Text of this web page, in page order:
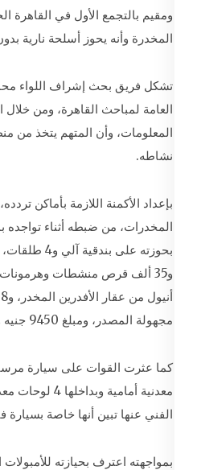
ومقيم بالتجمع الأول في القاهرة
المخدرة وأنه يحوز أسلحة نارية
تشكل فريق بحث إشراف اللواء
العامة لمباحث القاهرة، ومن
المعلومات، وأن المتهم يتخذ من
نشاطه.
بإعداد الأكمنة اللازمة بأماكن
المخدرات، من ضبطه أثناء
مجهولة المصدر، ومبلغ 9450 جنيه و700 دولار أمريكي.
كما عثرت القوات على سيارة
معدنية أمامية
الفني عنها تبين أنها خاصة بسيارة
بمواجهته اعترف بحيازته